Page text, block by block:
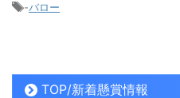
-バロー
TOP/新着懸賞情報